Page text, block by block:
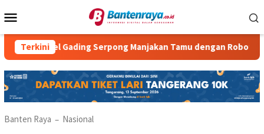
ke
Mobile
Terkini
Gading Serpong Manjakan Tamu dengan Robot Waiter
Banten Raya – Nasional